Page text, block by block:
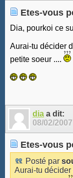
Etes-vous
Dia, pourkoi ce
Aurai-tu décider
petite soeur ....
dia a dit:
08/02/2007
Etes-vous
Posté par
Aurai-tu décider